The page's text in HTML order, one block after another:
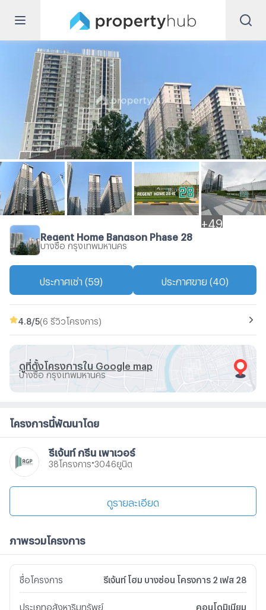
+ 49
Regent Home Bangson Phase 28
บางซื่อ กรุงเทพมหานคร
ประกาศเช่า (59) ประกาศขาย (40)
4.8 /5(6 รีวิวโครงการ)
ดูที่ตั้งโครงการใน Google map
บางซื่อ กรุงเทพมหานคร
โครงการนี้พัฒนาโดย
รีเจ้นท์ กรีน เพาเวอร์
38โครงการ 3046ยูนิต
ดูรายละเอียด
ภาพรวมโครงการ
ชื่อโครงการ รีเจ้นท์ โฮม บางซ่อน โครงการ 2 เฟส 28
ประเภทอสังหาริมทรัพย์ คอนโดมิเนียม